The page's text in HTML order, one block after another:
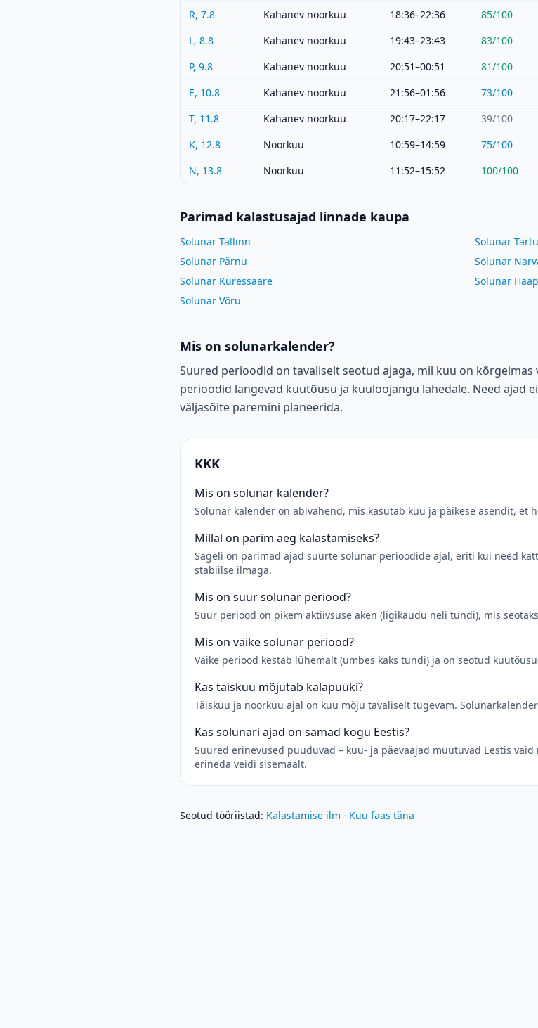
R, 7.8
Kahanev noorkuu 18:36–22:36 85/100
L, 8.8
Kahanev noorkuu 19:43–23:43 83/100
P, 9.8
Kahanev noorkuu 20:51–00:51 81/100
E, 10.8
Kahanev noorkuu 21:56–01:56 73/100
T, 11.8
Kahanev noorkuu 20:17–22:17 39/100
K, 12.8
Noorkuu 10:59–14:59 75/100
N, 13.8
Noorkuu 11:52–15:52 100/100
Parimad kalastusajad linnade kaupa
Solunar Tallinn
Solunar Tartu
Solunar Pärnu
Solunar
Solunar Kuressaare
Solunar
Solunar Võru
Mis on solunarkalender?
Suured perioodid on tavaliselt seotud ajaga, mil kuu on kõrgeimas
perioodid langevad kuutõusu ja kuuloojangu lähedale. Need ajad
väljasõite paremini planeerida.
KKK
Mis on solunar kalender?
Solunar kalender on abivahend, mis kasutab kuu ja päikese asendit, et
Millal on parim aeg kalastamiseks?
Sageli on parimad ajad suurte solunar perioodide ajal, eriti kui need
stabiilse ilmaga.
Mis on suur solunar periood?
Suur periood on pikem aktiivsuse aken (ligikaudu neli tundi), mis
Mis on väike solunar periood?
Väike periood kestab lühemalt (umbes kaks tundi) ja on seotud
Kas täiskuu mõjutab kalapüüki?
Täiskuu ja noorkuu ajal on kuu mõju tavaliselt tugevam.
Kas solunari ajad on samad kogu Eestis?
Suured erinevused puuduvad – kuu- ja päevaajad muutuvad Eestis
erineda veidi sisemaalt.
Seotud tööriistad: Kalastamise ilm · Kuu faas täna